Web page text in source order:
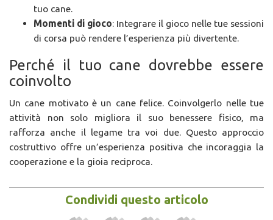
tuo cane.
Momenti di gioco: Integrare il gioco nelle tue sessioni
di corsa può rendere l’esperienza più divertente.
Perché il tuo cane dovrebbe essere
coinvolto
Un cane motivato è un cane felice. Coinvolgerlo nelle tue
attività non solo migliora il suo benessere fisico, ma
rafforza anche il legame tra voi due. Questo approccio
costruttivo offre un’esperienza positiva che incoraggia la
cooperazione e la gioia reciproca.
Condividi questo articolo